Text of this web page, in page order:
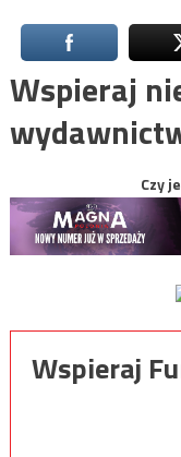
Wspieraj
Czy
Wspieraj